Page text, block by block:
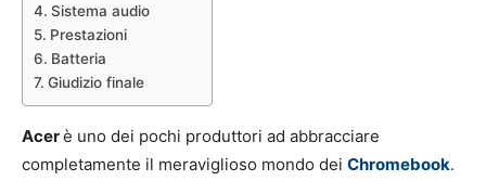
Sistema audio
Prestazioni
Batteria
Giudizio finale
Acerè uno dei pochi produttori ad abbracciare
completamente il meraviglioso mondo dei Chromebook.